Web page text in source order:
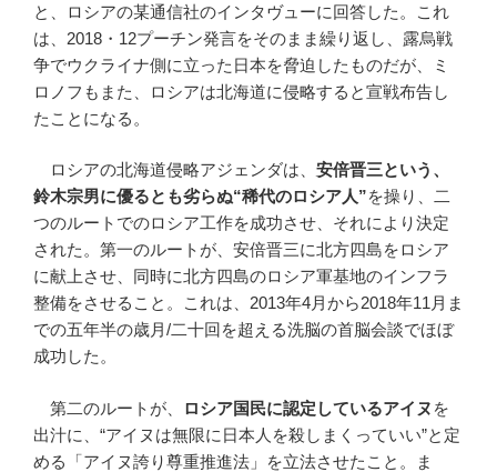
と、ロシアの某通信社のインタヴューに回答した。これ
は、2018・12プーチン発言をそのまま繰り返し、露烏戦
争でウクライナ側に立った日本を脅迫したものだが、ミ
ロノフもまた、ロシアは北海道に侵略すると宣戦布告し
たことになる。
ロシアの北海道侵略アジェンダは、 安倍晋三という、
鈴木宗男に優るとも劣らぬ“稀代のロシア人”を操り、二
つのルートでのロシア工作を成功させ、それにより決定
された。第一のルートが、安倍晋三に北方四島をロシア
に献上させ、同時に北方四島のロシア軍基地のインフラ
整備をさせること。これは、2013年4月から2018年11月ま
での五年半の歳月/二十回を超える洗脳の首脳会談でほぼ
成功した。
第二のルートが、 ロシア国民に認定しているアイヌ を
出汁に、“アイヌは無限に日本人を殺しまくっていい”と定
める「アイヌ誇り尊重推進法」を立法させたこと。ま